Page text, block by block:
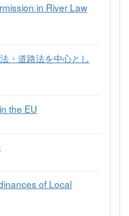
in River Law
・道路法を中心とし
the EU
of Local